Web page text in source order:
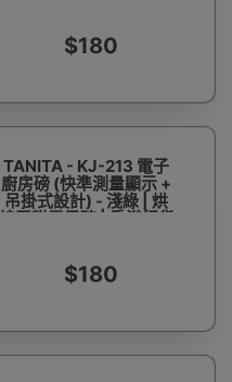
$180
TANITA - KJ-213 電子
廚房磅 (快準測量顯示 +
吊掛式設計) - 淺綠 | 烘
焙蛋糕電子磅 | 香港行貨
$180